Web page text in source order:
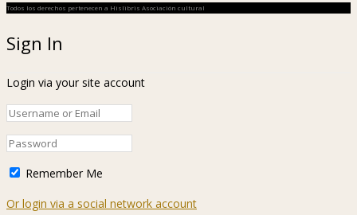
Todos los derechos pertenecen a Hislibris Asociación cultural
Sign In
Login via your site account
Remember Me
Or login via a social network account